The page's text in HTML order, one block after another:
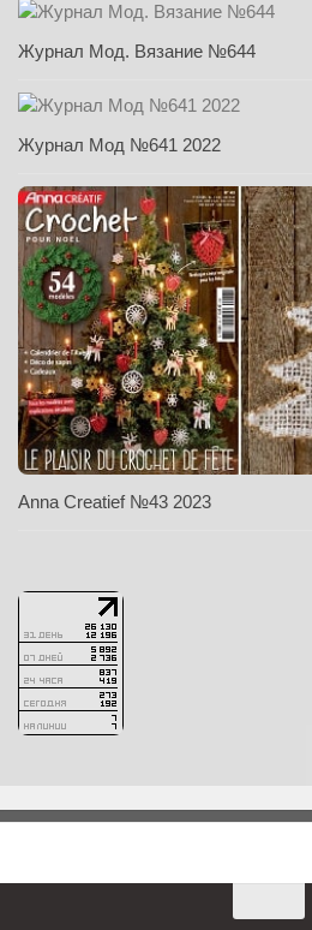
Журнал Мод. Вязание №644
Журнал Мод №641 2022
Anna Creatief №43 2023